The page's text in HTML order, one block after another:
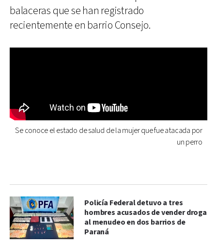
balaceras que se han registrado
recientemente en barrio Consejo.
Se conoce el estado de salud de la mujer que fue atacada por
un perro
Policía Federal detuvo a tres
hombres acusados de vender droga
al menudeo en dos barrios de
Paraná